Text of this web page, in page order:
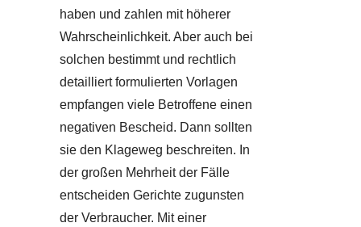
haben und zahlen mit höherer
Wahrscheinlichkeit. Aber auch bei
solchen bestimmt und rechtlich
detailliert formulierten Vorlagen
empfangen viele Betroffene einen
negativen Bescheid. Dann sollten
sie den Klageweg beschreiten. In
der großen Mehrheit der Fälle
entscheiden Gerichte zugunsten
der Verbraucher. Mit einer